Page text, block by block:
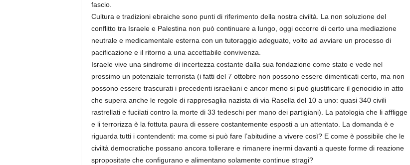
fascio.
Cultura e tradizioni ebraiche sono punti di riferimento della nostra civiltà. La non soluzione del
conflitto tra Israele e Palestina non può continuare a lungo, oggi occorre di certo una mediazione
neutrale e medicamentale esterna con un tutoraggio adeguato, volto ad avviare un processo di
pacificazione e il ritorno a una accettabile convivenza.
Israele vive una sindrome di incertezza costante dalla sua fondazione come stato e vede nel
prossimo un potenziale terrorista (i fatti del 7 ottobre non possono essere dimenticati certo, ma non
possono essere trascurati i precedenti israeliani e ancor meno si può giustificare il genocidio in atto
che supera anche le regole di rappresaglia nazista di via Rasella del 10 a uno: quasi 340 civili
rastrellati e fucilati contro la morte di 33 tedeschi per mano dei partigiani). La patologia che li affligge
e li terrorizza è la fottuta paura di essere costantemente esposti a un attentato. La domanda è e
riguarda tutti i contendenti: ma come si può fare l’abitudine a vivere così? E come è possibile che le
civiltà democratiche possano ancora tollerare e rimanere inermi davanti a queste forme di reazione
spropositate che configurano e alimentano solamente continue stragi?